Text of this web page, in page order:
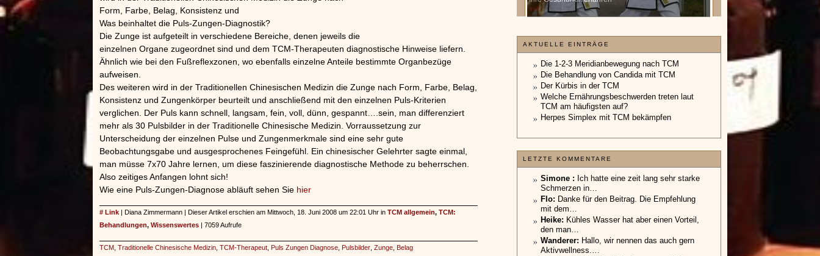
Form, Farbe, Belag, Konsistenz und
Was beinhaltet die Puls-Zungen-Diagnostik?
Die Zunge ist aufgeteilt in verschiedene Bereiche, denen jeweils die
einzelnen Organe zugeordnet sind und dem TCM-Therapeuten diagnostische Hinweise liefern.
Ähnlich wie bei den Fußreflexzonen, wo ebenfalls einzelne Anteile bestimmte Organbezüge
aufweisen.
Des weiteren wird in der Traditionellen Chinesischen Medizin die Zunge nach Form, Farbe, Belag,
Konsistenz und Zungenkörper beurteilt und anschließend mit den einzelnen Puls-Kriterien
verglichen. Der Puls kann schnell, langsam, fein, voll, dünn, gespannt….sein, man differenziert
mehr als 30 Pulsbilder in der Traditionelle Chinesische Medizin. Vorraussetzung zur
Unterscheidung der einzelnen Pulse und Zungenmerkmale sind eine sehr gute
Beobachtungsgabe und ausgesprochenes Feingefühl. Ein chinesischer Gelehrter sagte einmal,
man müsse 7x70 Jahre lernen, um diese faszinierende diagnostische Methode zu beherrschen.
Also zeitiges Anfangen lohnt sich!
Wie eine Puls-Zungen-Diagnose abläuft sehen Sie hier
# Link | Diana Zimmermann | Dieser Artikel erschien am Mittwoch, 18. Juni 2008 um 22:01 Uhr in TCM allgemein, TCM:
Behandlungen, Wissenswertes | 7059 Aufrufe
TCM Traditionelle Chinesische Medizin TCM-Therapeut Puls Zungen Diagnose Pulsbilder Zunge Belag
»»»
Geschenkgutschein.
»»»
AKTUELLE EINTRÄGE
Die 1-2-3 Meridianbewegung nach TCM
Die Behandlung von Candida mit TCM
Der Kürbis in der TCM
Welche Ernährungsbeschwerden treten laut
TCM am häufigsten auf?
Herpes Simplex mit TCM bekämpfen
LETZTE KOMMENTARE
Simone : Ich hatte eine zeit lang sehr starke
Schmerzen in…
Flo: Danke für den Beitrag. Die Empfehlung
mit dem…
Heike: Kühles Wasser hat aber einen Vorteil,
den man…
Wanderer: Hallo, wir nennen das auch gern
Aktivwellness.…